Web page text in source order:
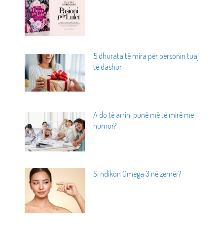
5 dhurata të mira për personin tuaj
të dashur
A do të arrini punë më të mirë me
humor?
Si ndikon Omega 3 në zemër?